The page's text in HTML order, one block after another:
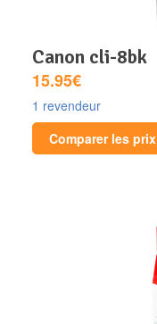
canon cli-8bk
15.95€
1 revendeur
Comparer les prix